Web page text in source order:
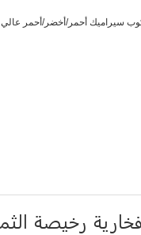
رخيصة